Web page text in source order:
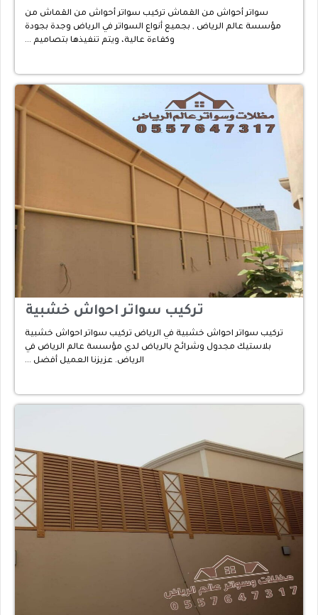
سواتر أحواش من القماش تركيب سواتر أحواش من القماش من
مؤسسة عالم الرياض , بجميع أنواع السواتر في الرياض وجدة بجودة
وكفاءة عالية، ويتم تنفيذها بتصاميم …
تركيب سواتر احواش خشبية
تركيب سواتر احواش خشبية في الرياض تركيب سواتر احواش خشبية
بلاستيك مجدول وشرائح بالرياض لدي مؤسسة عالم الرياض في
الرياض. عزيزنا العميل أفضل …